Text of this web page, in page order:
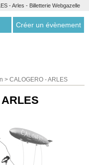
- Arles - Billetterie Webgazelle
Créer un évènement
>CALOGERO - ARLES